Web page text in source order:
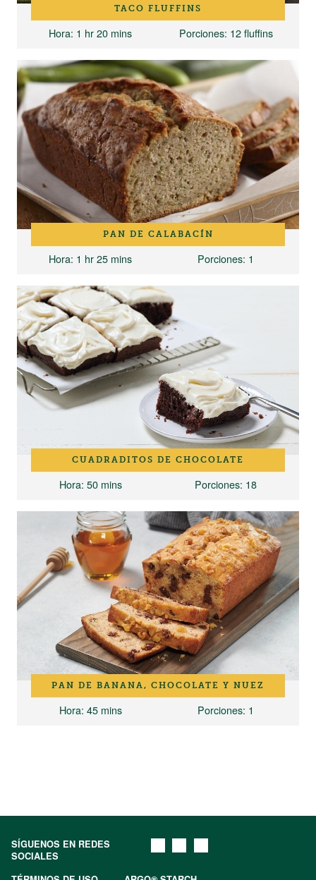
TACO FLUFFINS
Hora: 1 hr 20 mins Porciones: 12 fluffins
PAN DE CALABACÍN
Hora: 1 hr 25 mins Porciones: 1
CUADRADITOS DE CHOCOLATE
Hora: 50 mins Porciones: 18
PAN DE BANANA, CHOCOLATE Y NUEZ
Hora: 45 mins Porciones: 1
SÍGUENOS EN REDES
SOCIALES